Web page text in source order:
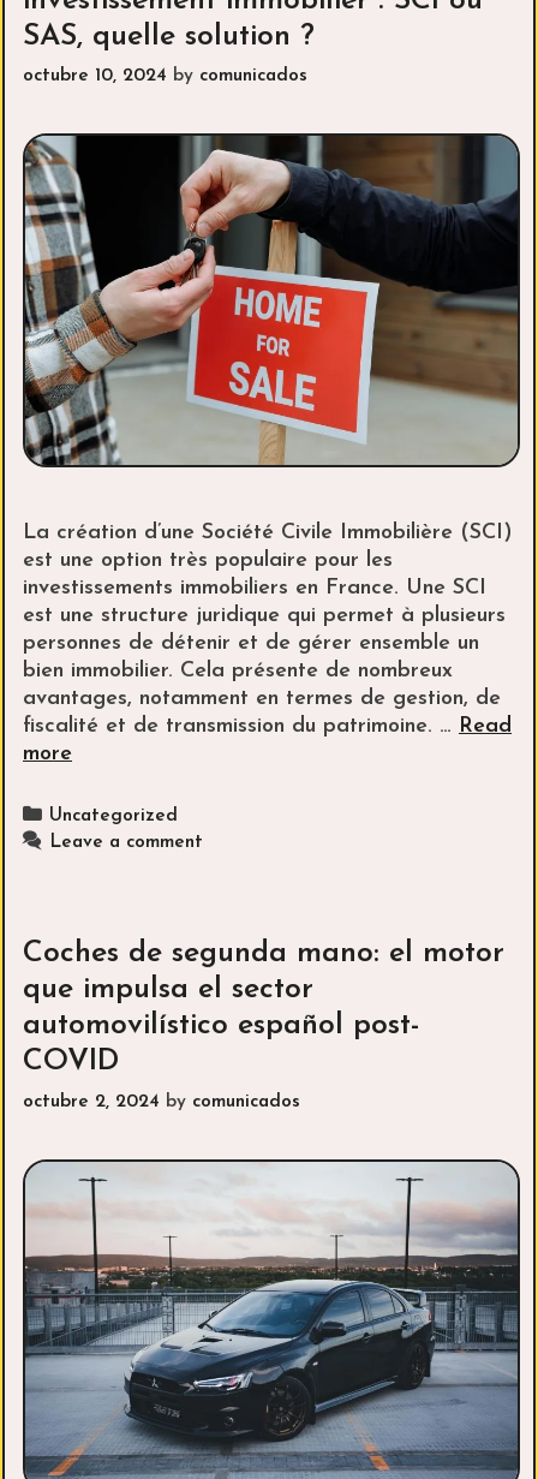
nuestros
injertos
capilares
SAS, quelle solution ?
octubre 10, 2024 by comunicados
La création d’une Société Civile Immobilière (SCI)
est une option très populaire pour les
investissements immobiliers en France. Une SCI
est une structure juridique qui permet à plusieurs
personnes de détenir et de gérer ensemble un
bien immobilier. Cela présente de nombreux
avantages, notamment en termes de gestion, de
fiscalité et de transmission du patrimoine. … Read
moreRécupérer
TVA
sur
:
SCI
ou
SAS,
quelle
?
Categories
Uncategorized
Leave a comment
Coches de segunda mano: el motor
que impulsa el sector
automovilístico español post-
COVID
octubre 2, 2024 by comunicados